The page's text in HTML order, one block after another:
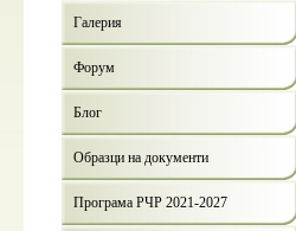
Галерия
Форум
Блог
Образци на документи
Програма РЧР 2021-2027